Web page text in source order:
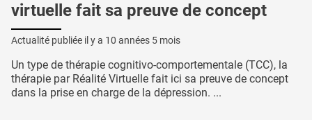
virtuelle fait sa preuve de concept
Actualité publiée il y a 10 années 5 mois
Un type de thérapie cognitivo-comportementale (TCC), la
thérapie par Réalité Virtuelle fait ici sa preuve de concept
dans la prise en charge de la dépression. ...